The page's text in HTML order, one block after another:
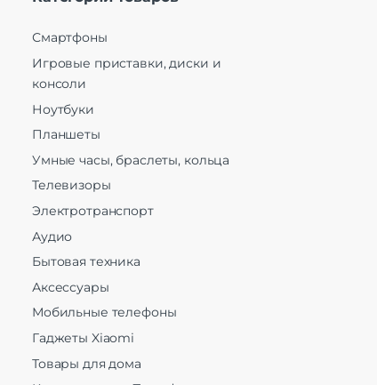
Смартфоны
Игровые приставки, диски и
консоли
Ноутбуки
Планшеты
Умные часы, браслеты, кольца
Телевизоры
Электротранспорт
Аудио
Бытовая техника
Аксессуары
Мобильные телефоны
Гаджеты Xiaomi
Товары для дома